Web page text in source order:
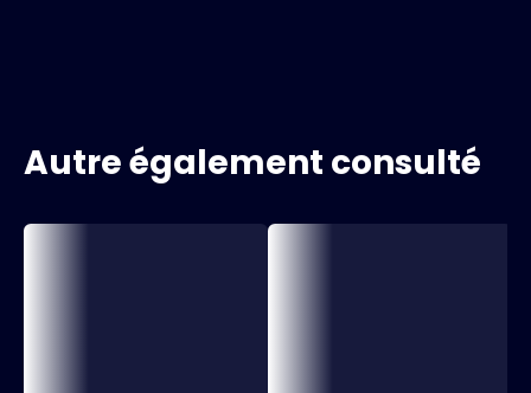
Autre également consulté